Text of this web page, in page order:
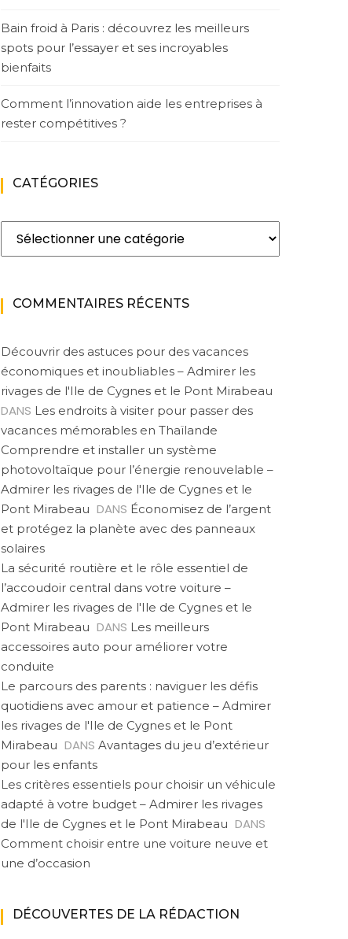
Bain froid à Paris : découvrez les meilleurs
spots pour l’essayer et ses incroyables
bienfaits
Comment l’innovation aide les entreprises à
rester compétitives ?
CATÉGORIES
Catégories
COMMENTAIRES RÉCENTS
Découvrir des astuces pour des vacances
économiques et inoubliables – Admirer les
rivages de l'Ile de Cygnes et le Pont Mirabeau
DANS Les endroits à visiter pour passer des
vacances mémorables en Thaïlande
Comprendre et installer un système
photovoltaïque pour l’énergie renouvelable –
Admirer les rivages de l'Ile de Cygnes et le
Pont Mirabeau DANS Économisez de l’argent
et protégez la planète avec des panneaux
solaires
La sécurité routière et le rôle essentiel de
l’accoudoir central dans votre voiture –
Admirer les rivages de l'Ile de Cygnes et le
Pont Mirabeau DANS Les meilleurs
accessoires auto pour améliorer votre
conduite
Le parcours des parents : naviguer les défis
quotidiens avec amour et patience – Admirer
les rivages de l'Ile de Cygnes et le Pont
Mirabeau DANS Avantages du jeu d’extérieur
pour les enfants
Les critères essentiels pour choisir un véhicule
adapté à votre budget – Admirer les rivages
de l'Ile de Cygnes et le Pont Mirabeau DANS
Comment choisir entre une voiture neuve et
une d’occasion
DÉCOUVERTES DE LA RÉDACTION